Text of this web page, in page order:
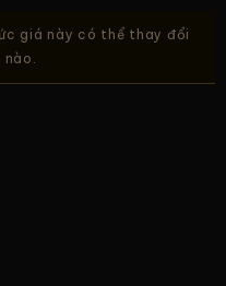
giá này có thể thay đổi
nào.